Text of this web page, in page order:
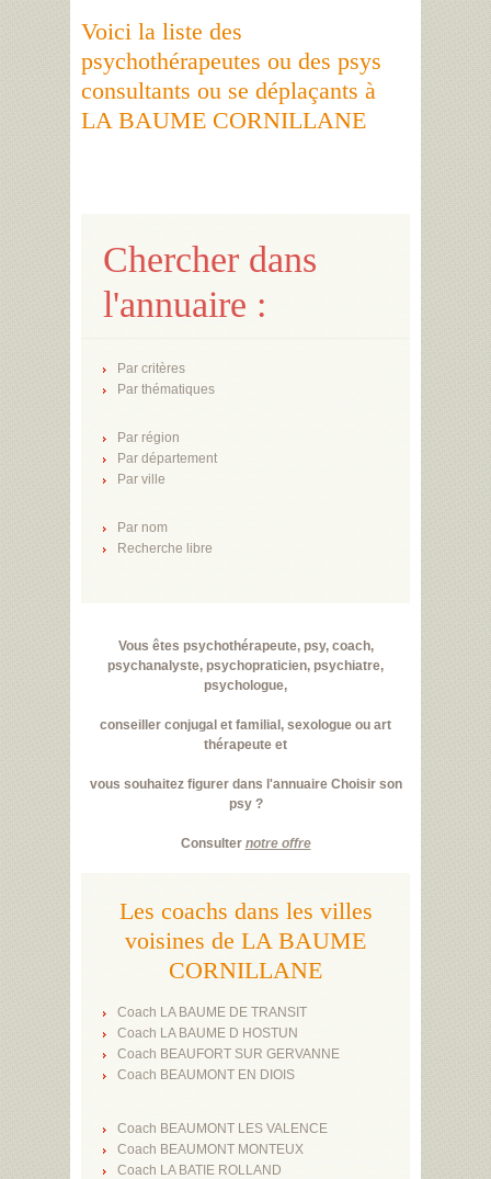
Voici la liste des
psychothérapeutes ou des psys
consultants ou se déplaçants à
LA BAUME CORNILLANE
Chercher dans
l'annuaire :
Par critères
Par thématiques
Par région
Par département
Par ville
Par nom
Recherche libre
Vous êtes psychothérapeute, psy, coach,
psychanalyste, psychopraticien, psychiatre,
psychologue,
conseiller conjugal et familial, sexologue ou art
thérapeute et
vous souhaitez figurer dans l'annuaire Choisir son
psy ?
Consulter notre offre
Les coachs dans les villes
voisines de LA BAUME
CORNILLANE
Coach LA BAUME DE TRANSIT
Coach LA BAUME D HOSTUN
Coach BEAUFORT SUR GERVANNE
Coach BEAUMONT EN DIOIS
Coach BEAUMONT LES VALENCE
Coach BEAUMONT MONTEUX
Coach LA BATIE ROLLAND